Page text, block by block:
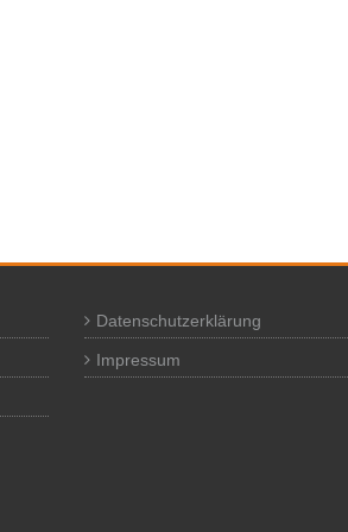
Datenschutzerklärung
Impressum